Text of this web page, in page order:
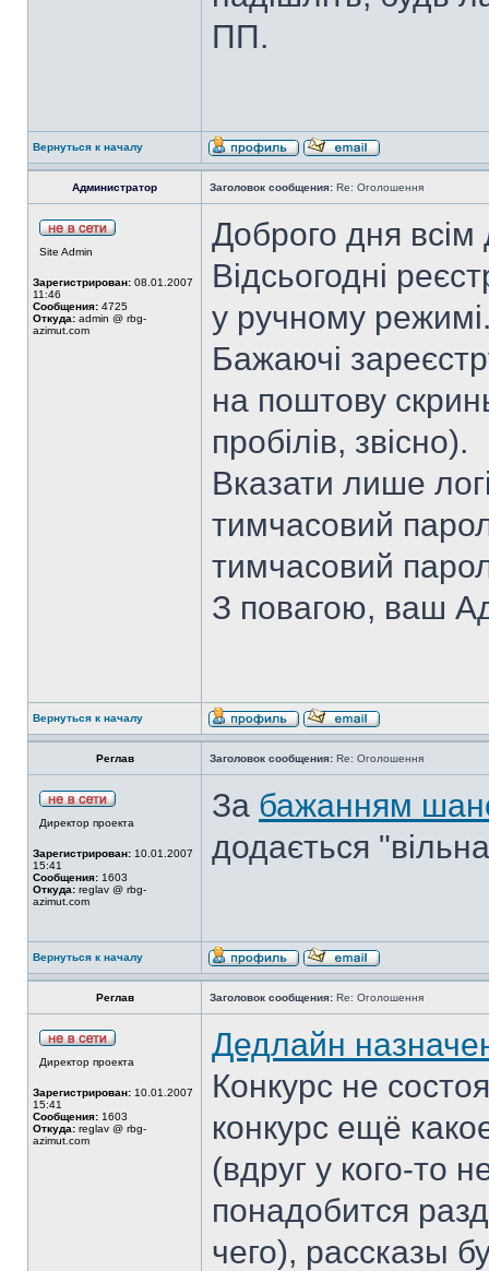
ПП.
Вернуться к началу
Администратор Заголовок сообщения: Re: Оголошення
Site Admin
Зарегистрирован: 08.01.2007
11:46
Сообщения: 4725
Откуда: admin @ rbg-
azimut.com
Доброго дня
Відсьогодні
у ручному
Бажаючі
на поштову
пробілів, звісно).
Вказати лише
тимчасовий
тимчасовий
З повагою, ваш
Вернуться к началу
Реглав Заголовок сообщения: Re: Оголошення
Директор проекта
Зарегистрирован: 10.01.2007
15:41
Сообщения: 1603
Откуда: reglav @ rbg-
azimut.com
За бажанням
додається
Вернуться к началу
Реглав Заголовок сообщения: Re: Оголошення
Директор проекта
Зарегистрирован: 10.01.2007
15:41
Сообщения: 1603
Откуда: reglav @ rbg-
azimut.com
Дедлайн
Конкурс не
конкурс ещё
(вдруг у кого-то
понадобится
чего), рассказы